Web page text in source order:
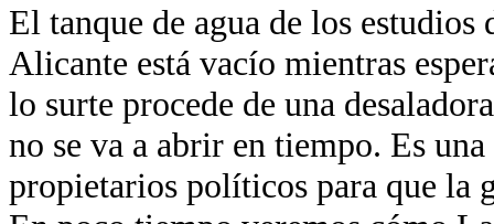
El tanque de agua de los
Alicante está vacío mientras
lo surte procede de una
no se va a abrir en tiempo. Es
propietarios políticos para que la